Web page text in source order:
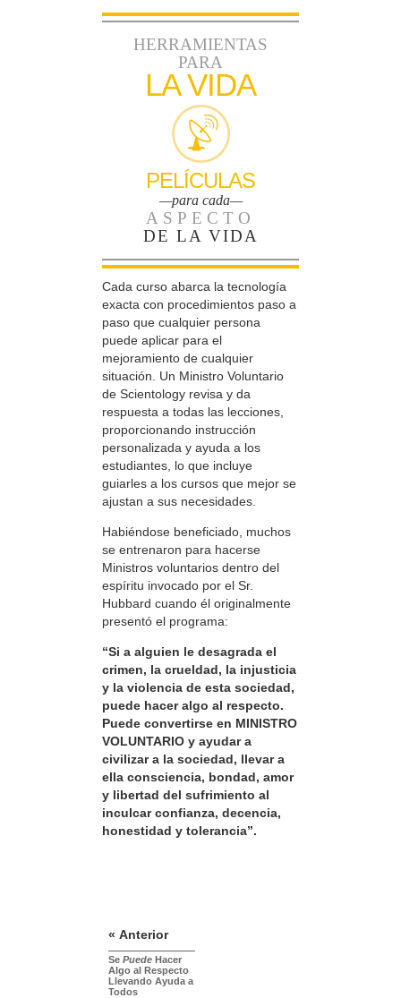
HERRAMIENTAS
PARA
LA VIDA
PELÍCULAS
—para cada—
ASPECTO
DE LA VIDA
Cada curso abarca la tecnología
exacta con procedimientos paso a
paso que cualquier persona
puede aplicar para el
mejoramiento de cualquier
situación. Un Ministro Voluntario
de Scientology revisa y da
respuesta a todas las lecciones,
proporcionando instrucción
personalizada y ayuda a los
estudiantes, lo que incluye
guiarles a los cursos que mejor se
ajustan a sus necesidades.
Habiéndose beneficiado, muchos
se entrenaron para hacerse
Ministros voluntarios dentro del
espíritu invocado por el Sr.
Hubbard cuando él originalmente
presentó el programa:
“Si a alguien le desagrada el
crimen, la crueldad, la injusticia
y la violencia de esta sociedad,
puede hacer algo al respecto.
Puede convertirse en MINISTRO
VOLUNTARIO y ayudar a
civilizar a la sociedad, llevar a
ella consciencia, bondad, amor
y libertad del sufrimiento al
inculcar confianza, decencia,
honestidad y tolerancia”.
« Anterior
Se Puede Hacer
Algo al Respecto
Llevando Ayuda a
Todos